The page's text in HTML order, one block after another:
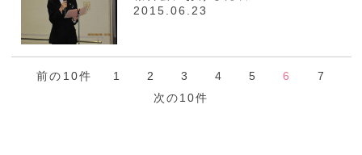
2015.06.23
前の10件 1 2 3 4 5 6
7
次の10件